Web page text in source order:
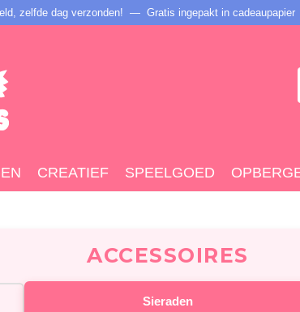
zelfde dag verzonden! — Gratis ingepakt in cadeaupapier
CREATIEF SPEELGOED
ACCESSOIRES
Sieraden